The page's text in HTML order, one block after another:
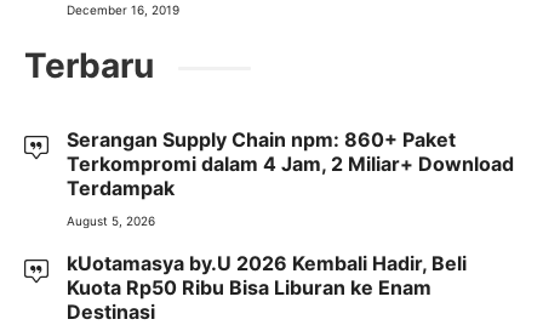
December 16, 2019
Terbaru
Serangan Supply Chain npm: 860+ Paket
Terkompromi dalam 4 Jam, 2 Miliar+ Download
Terdampak
August 5, 2026
kUotamasya by.U 2026 Kembali Hadir, Beli
Kuota Rp50 Ribu Bisa Liburan ke Enam
Destinasi